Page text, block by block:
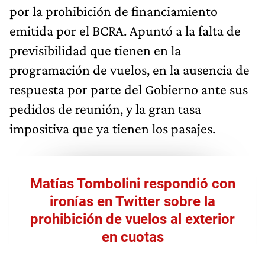
por la prohibición de financiamiento
emitida por el BCRA. Apuntó a la falta de
previsibilidad que tienen en la
programación de vuelos, en la ausencia de
respuesta por parte del Gobierno ante sus
pedidos de reunión, y la gran tasa
impositiva que ya tienen los pasajes.
Matías Tombolini respondió con
ironías en Twitter sobre la
prohibición de vuelos al exterior
en cuotas